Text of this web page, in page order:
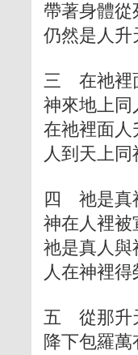
帶著身體從
仍然是人升
三 在祂裡
神來地上同
在祂裡面人
人到天上同
四 祂是真
神在人裡被
祂是真人與
人在神裡得
五 從那升
降下包羅萬